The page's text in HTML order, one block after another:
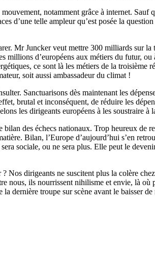
mouvement, notamment grâce à internet.
d’une telle ampleur qu’est posée la
Mr Juncker veut mettre 300 milliards sur
millions d’européens aux métiers du futur,
ce sont là les métiers de la
soit aussi ambassadeur du climat !
Sanctuarisons dès maintenant les
brutal et inconséquent, de réduire les
les dirigeants européens à les soustraire
des échecs nationaux. Trop heureux de
Bilan, l’Europe d’aujourd’hui s’en
sociale, ou ne sera plus. Elle peut le
Nos dirigeants ne suscitent plus la colère
nous, ils nourrissent nihilisme et envie, là
dernière troupe sur scène avant le baisser de